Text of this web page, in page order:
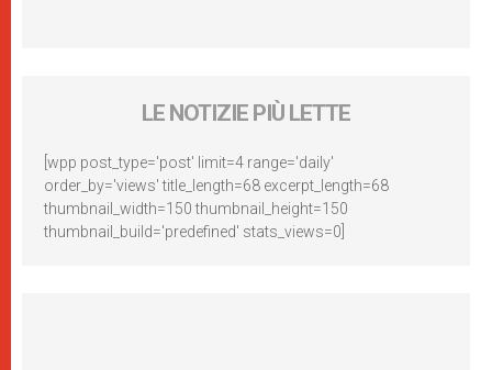
LE NOTIZIE PIÙ LETTE
[wpp post_type='post' limit=4 range='daily'
order_by='views' title_length=68 excerpt_length=68
thumbnail_width=150 thumbnail_height=150
thumbnail_build='predefined' stats_views=0]